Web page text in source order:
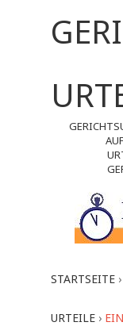
STARTSEITE ›
URTEILE ›